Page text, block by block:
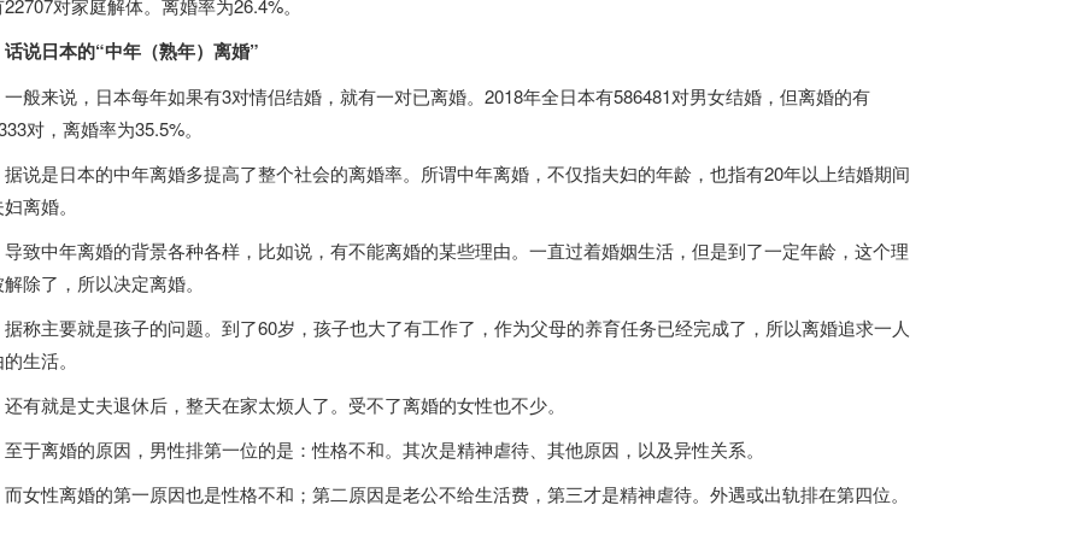
话说日本的“中年（熟年）离婚”
来说， 日本每年如果有3对情侣结婚，就有一对已离婚。2018年全日本有586481对男女结婚，但离婚的有
对，离婚率为35.5%。
说是日本的中年离婚多提高了整个社会的离婚率。所谓中年离婚，不仅指夫妇的年龄，也指有20年以上结婚期间
离婚。
中年离婚的背景各种各样，比如说，有不能离婚的某些理由。一直过着婚姻生活，但是到了一定年龄，这个理
除了，所以决定离婚。
主要就是孩子的问题。到了60岁，孩子也大了有工作了，作为父母的养育任务已经完成了，所以离婚追求一人
生活。
就是丈夫退休后，整天在家太烦人了。受不了离婚的女性也不少。
离婚的原因，男性排第一位的是：性格不和。其次是精神虐待、其他原因，以及异性关系。
性离婚的第一原因也是性格不和；第二原因是老公不给生活费，第三才是精神虐待。外遇或出轨排在第四位。